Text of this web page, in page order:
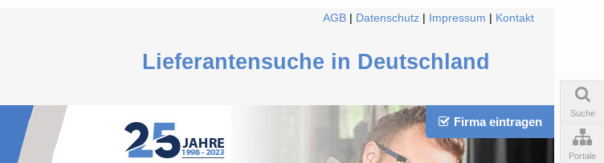
AGB Datenschutz Impressum Kontakt
Lieferantensuche in Deutschland
Firma eintragen
Suche
Portale